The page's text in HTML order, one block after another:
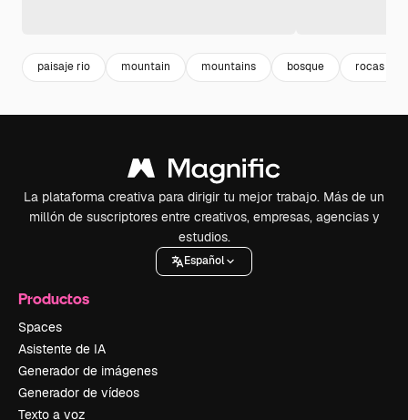
paisaje rio mountain mountains bosque rocas
La plataforma creativa para dirigir tu mejor trabajo. Más de un
millón de suscriptores entre creativos, empresas, agencias y
estudios.
Español
Productos
Spaces
Asistente de IA
Generador de imágenes
Generador de vídeos
Texto a voz